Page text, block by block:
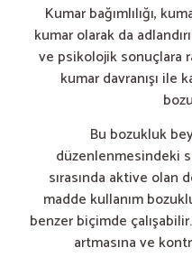
Kumar bağımlılığı,
kumar olarak da
ve psikolojik sonuçlara
kumar davranışı ile
Bu bozukluk
düzenlenmesindeki
sırasında aktive olan
madde kullanım
benzer biçimde
artmasına ve